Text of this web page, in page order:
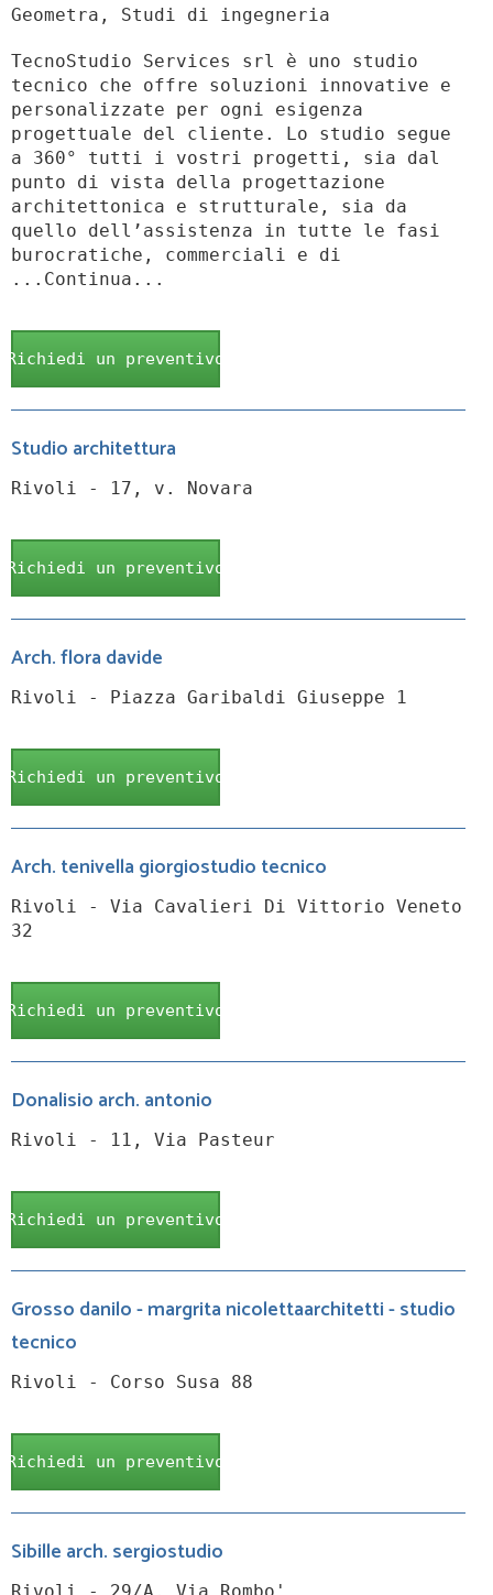
Geometra, Studi di ingegneria
TecnoStudio Services srl è uno studio
tecnico che offre soluzioni innovative e
personalizzate per ogni esigenza
progettuale del cliente. Lo studio segue
a 360° tutti i vostri progetti, sia dal
punto di vista della progettazione
architettonica e strutturale, sia da
quello dell’assistenza in tutte le fasi
burocratiche, commerciali e di
...Continua...
Richiedi un preventivo
Studio architettura
Rivoli - 17, v. Novara
Richiedi un preventivo
Arch. flora davide
Rivoli - Piazza Garibaldi Giuseppe 1
Richiedi un preventivo
Arch. tenivella giorgiostudio tecnico
Rivoli - Via Cavalieri Di Vittorio Veneto
32
Richiedi un preventivo
Donalisio arch. antonio
Rivoli - 11, Via Pasteur
Richiedi un preventivo
Grosso danilo - margrita nicolettaarchitetti - studio
tecnico
Rivoli - Corso Susa 88
Richiedi un preventivo
Sibille arch. sergiostudio